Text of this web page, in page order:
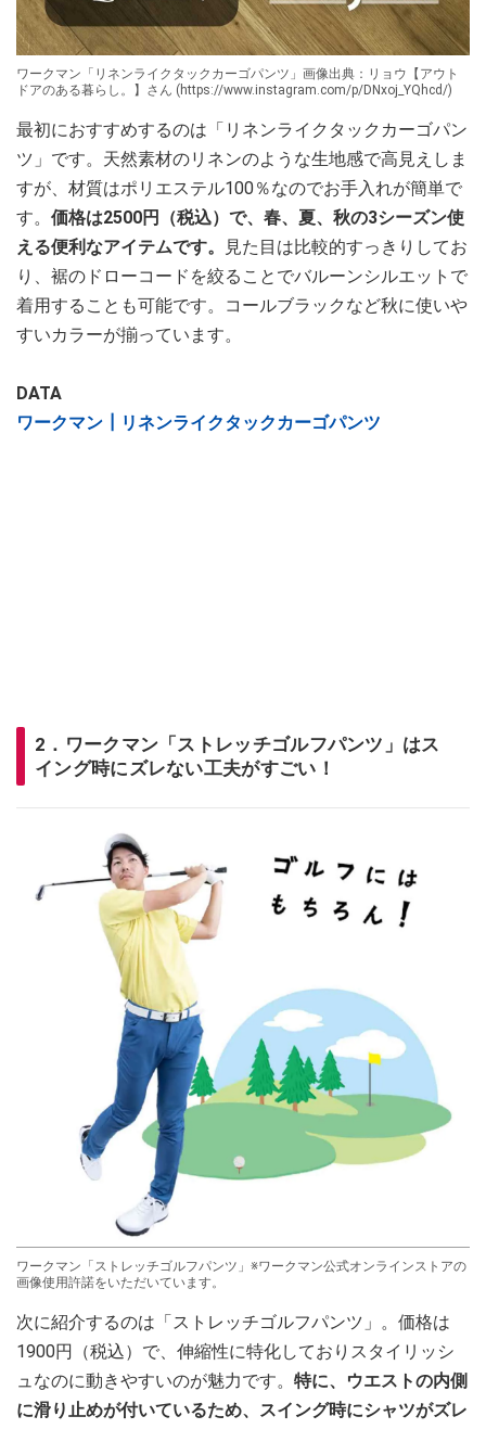
ワークマン「リネンライクタックカーゴパンツ」画像出典：リョウ【アウト
ドアのある暮らし。】さん (https://www.instagram.com/p/DNxoj_YQhcd/)
最初におすすめするのは「リネンライクタックカーゴパン
ツ」です。天然素材のリネンのような生地感で高見えしま
すが、材質はポリエステル100％なのでお手入れが簡単で
す。 価格は2500円（税込）で、春、夏、秋の3シーズン使
える便利なアイテムです。
見た目は比較的すっきりしてお
り、裾のドローコードを絞ることでバルーンシルエットで
着用することも可能です。コールブラックなど秋に使いや
すいカラーが揃っています。
DATA
ワークマン┃リネンライクタックカーゴパンツ
2．ワークマン「ストレッチゴルフパンツ」はス
イング時にズレない工夫がすごい！
ワークマン「ストレッチゴルフパンツ」※ワークマン公式オンラインストアの
画像使用許諾をいただいています。
次に紹介するのは「ストレッチゴルフパンツ」。価格は
1900円（税込）で、伸縮性に特化しておりスタイリッシ
ュなのに動きやすいのが魅力です。 特に、ウエストの内側
に滑り止めが付いているため、スイング時にシャツがズレ